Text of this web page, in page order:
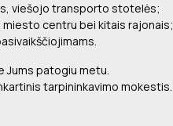
viešojo transporto stotelės;
miesto centru bei kitais rajonais;
Jums patogiu metu.
tarpininkavimo mokestis.